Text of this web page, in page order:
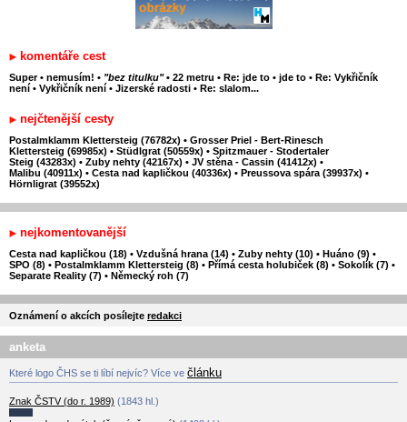
komentáře cest
Super • nemusím! • "bez titulku" • 22 metru • Re: jde to • jde to • Re: Vykřičník
není • Vykřičník není • Jizerské radosti • Re: slalom...
nejčtenější cesty
Postalmklamm Klettersteig (76782x) • Grosser Priel - Bert-Rinesch
Klettersteig (69985x) • Stüdlgrat (50559x) • Spitzmauer - Stodertaler
Steig (43283x) • Zuby nehty (42167x) • JV stěna - Cassin (41412x) •
Malibu (40911x) • Cesta nad kapličkou (40336x) • Preussova spára (39937x) •
Hörnligrat (39552x)
nejkomentovanější
Cesta nad kapličkou (18) • Vzdušná hrana (14) • Zuby nehty (10) • Huáno (9) •
SPO (8) • Postalmklamm Klettersteig (8) • Přímá cesta holubiček (8) • Sokolík (7) •
Separate Reality (7) • Německý roh (7)
Oznámení o akcích posílejte redakci
anketa
Které logo ČHS se ti líbí nejvíc? Více ve článku
Znak ČSTV (do r. 1989) (1843 hl.)